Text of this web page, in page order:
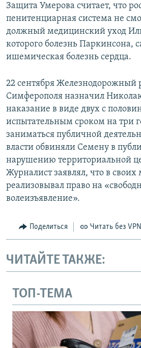
Защита Умерова считает, что
пенитенциарная система не
должный медицинский уход
которого болезнь Паркинсона,
ишемическая болезнь сердца.
22 сентября Железнодорожный
Симферополя назначил
наказание в виде двух с
испытательным сроком на три
заниматься публичной
власти обвиняли Семену в
нарушению территориальной
Журналист заявлял, что в своих
реализовывал право на
волеизъявление».
Поделиться Читать без VPN
ЧИТАЙТЕ ТАКЖЕ:
ТОП-ТЕМА